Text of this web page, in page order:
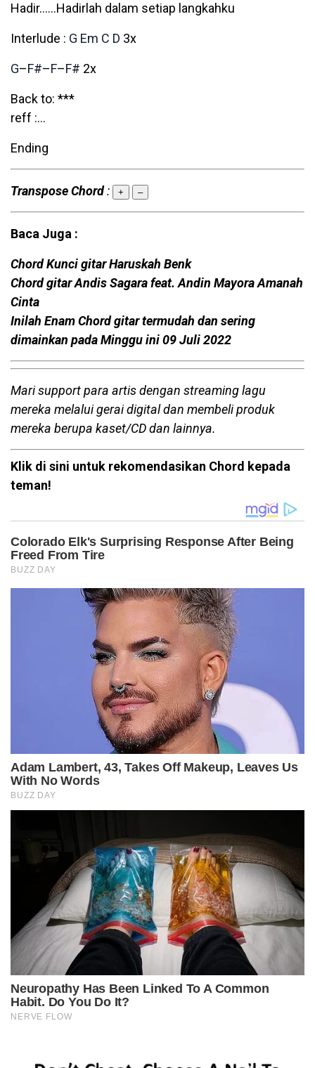
Hadir……Hadirlah dalam setiap langkahku
Interlude : G Em C D 3x
G–F#–F–F# 2x
Back to: ***
reff :…
Ending
Transpose Chord: + –
Baca Juga :
Chord Kunci gitar Haruskah Benk
Chord gitar Andis Sagara feat. Andin Mayora Amanah
Cinta
Inilah Enam Chord gitar termudah dan sering
dimainkan pada Minggu ini 09 Juli 2022
Mari support para artis dengan streaming lagu
mereka melalui gerai digital dan membeli produk
mereka berupa kaset/CD dan lainnya.
Klik di sini untuk rekomendasikan Chord kepada
teman!